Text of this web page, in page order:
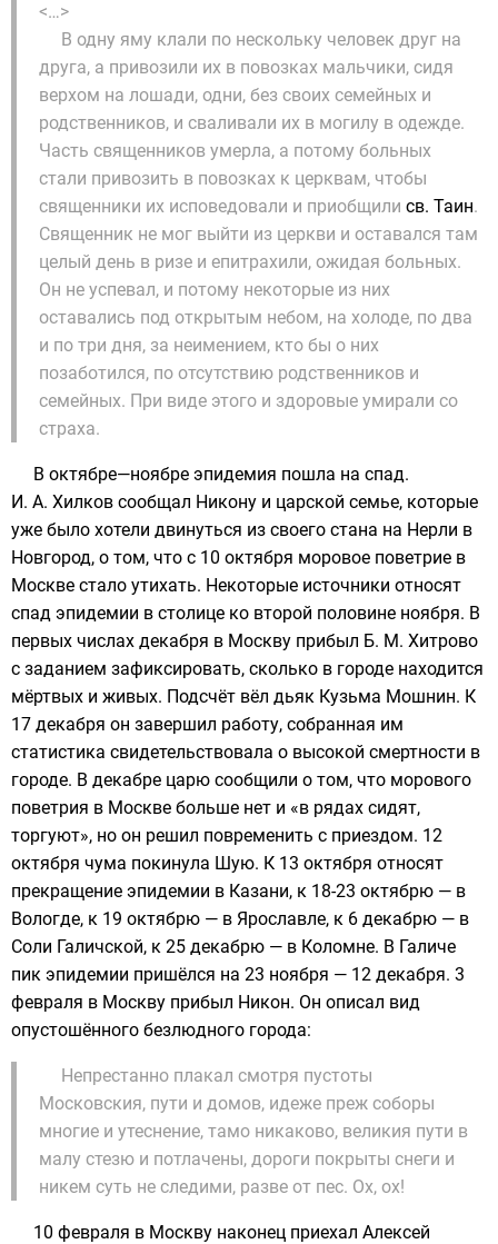
<…>
В одну яму клали по нескольку человек друг на
друга, а привозили их в повозках мальчики, сидя
верхом на лошади, одни, без своих семейных и
родственников, и сваливали их в могилу в одежде.
Часть священников умерла, а потому больных
стали привозить в повозках к церквам, чтобы
священники их исповедовали и приобщили св. Таин.
Священник не мог выйти из церкви и оставался там
целый день в ризе и епитрахили, ожидая больных.
Он не успевал, и потому некоторые из них
оставались под открытым небом, на холоде, по два
и по три дня, за неимением, кто бы о них
позаботился, по отсутствию родственников и
семейных. При виде этого и здоровые умирали со
страха.
В октябре—ноябре эпидемия пошла на спад.
И. А. Хилков сообщал Никону и царской семье, которые
уже было хотели двинуться из своего стана на Нерли в
Новгород, о том, что с 10 октября моровое поветрие в
Москве стало утихать. Некоторые источники относят
спад эпидемии в столице ко второй половине ноября. В
первых числах декабря в Москву прибыл Б. М. Хитрово
с заданием зафиксировать, сколько в городе находится
мёртвых и живых. Подсчёт вёл дьяк Кузьма Мошнин. К
17 декабря он завершил работу, собранная им
статистика свидетельствовала о высокой смертности в
городе. В декабре царю сообщили о том, что морового
поветрия в Москве больше нет и «в рядах сидят,
торгуют», но он решил повременить с приездом. 12
октября чума покинула Шую. К 13 октября относят
прекращение эпидемии в Казани, к 18-23 октябрю — в
Вологде, к 19 октябрю — в Ярославле, к 6 декабрю — в
Соли Галичской, к 25 декабрю — в Коломне. В Галиче
пик эпидемии пришёлся на 23 ноября — 12 декабря. 3
февраля в Москву прибыл Никон. Он описал вид
опустошённого безлюдного города:
Непрестанно плакал смотря пустоты
Московския, пути и домов, идеже преж соборы
многие и утеснение, тамо никаково, великия пути в
малу стезю и потлачены, дороги покрыты снеги и
никем суть не следими, разве от пес. Ох, ох!
10 февраля в Москву наконец приехал Алексей